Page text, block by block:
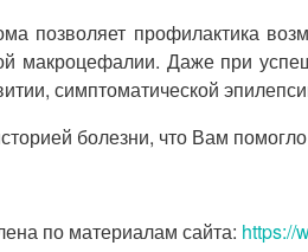
позволяет профилактика
макроцефалии. Даже при
симптоматической
болезни, что Вам
по материалам сайта: https://